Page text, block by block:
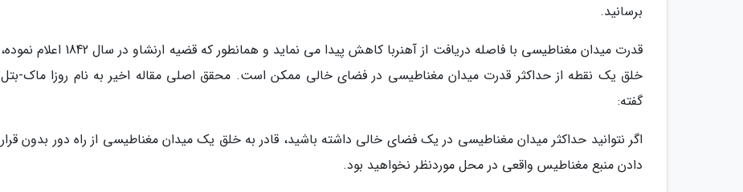
برسانید.
قدرت میدان مغناطیسی با فاصله دریافت از آهنربا کاهش پیدا می نماید و همانطور که قضیه ارنشاو در سال 1842 اعلام نموده،
خلق یک نقطه از حداکثر قدرت میدان مغناطیسی در فضای خالی ممکن است. محقق اصلی مقاله اخیر به نام روزا ماک-بتل
گفته:
اگر نتوانید حداکثر میدان مغناطیسی در یک فضای خالی داشته باشید، قادر به خلق یک میدان مغناطیسی از راه دور بدون قرار
دادن منبع مغناطیس واقعی در محل موردنظر نخواهید بود.